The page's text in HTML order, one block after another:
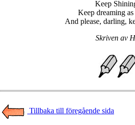
Keep
Keep dreaming
And please, darling,
Skriven av
Tillbaka till föregående sida